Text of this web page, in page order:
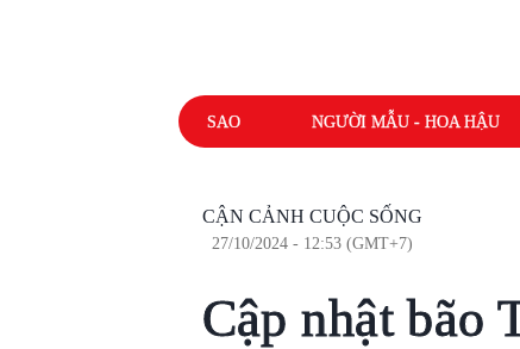
SAO NGƯỜI MẪU - HOA HẬU
CẬN CẢNH CUỘC SỐNG
27/10/2024 - 12:53 (GMT+7)
Cập nhật bão